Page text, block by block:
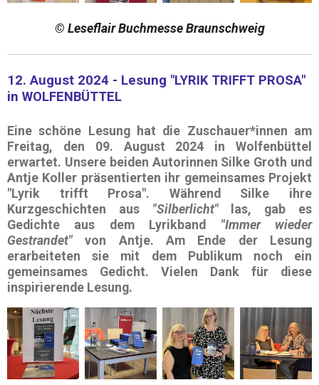
© Leseflair Buchmesse Braunschweig
12. August 2024 - Lesung "LYRIK TRIFFT PROSA"
in WOLFENBÜTTEL
Eine schöne Lesung hat die Zuschauer*innen am
Freitag, den 09. August 2024 in Wolfenbüttel
erwartet. Unsere beiden Autorinnen Silke Groth und
Antje Koller präsentierten ihr gemeinsames Projekt
"Lyrik trifft Prosa". Während Silke ihre
Kurzgeschichten aus "Silberlicht"las, gab es
Gedichte aus dem Lyrikband
"Immer wieder
Gestrandet"von Antje. Am Ende der Lesung
erarbeiteten sie mit dem Publikum noch ein
gemeinsames Gedicht. Vielen Dank für diese
inspirierende Lesung.